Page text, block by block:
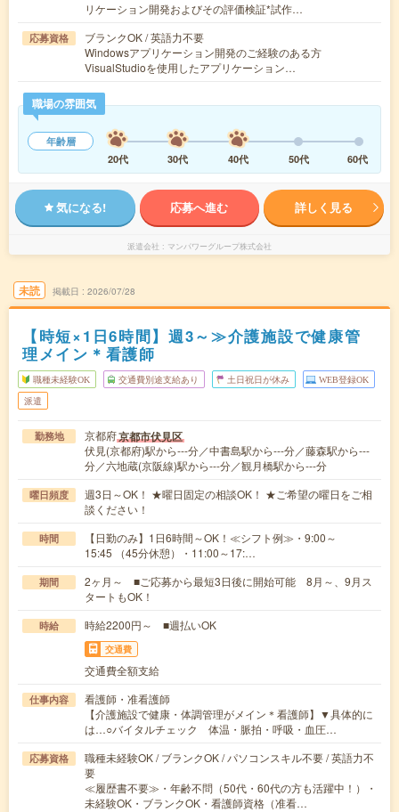
リケーション開発およびその評価検証*試作…
応募資格
ブランクOK / 英語力不要
Windowsアプリケーション開発のご経験のある方
VisualStudioを使用したアプリケーション…
職場の雰囲気
年齢層
20代
30代 40代 50代 60代
気になる! 応募へ進む 詳しく見る
派遣会社 マンパワーグループ株式会社
未読 掲載日 2026/07/28
【時短×1日6時間】週3～≫介護施設で健康管
理メイン＊看護師
職種未経験OK 交通費別途支給あり 土日祝日が休み WEB登録OK
派遣
勤務地 京都府京都市伏見区
伏見(京都府)駅から---分／中書島駅から---分／藤森駅から---
分／六地蔵(京阪線)駅から---分／観月橋駅から---分
曜日頻度
週3日～OK！ ★曜日固定の相談OK！ ★ご希望の曜日をご相
談ください！
時間
【日勤のみ】1日6時間～OK！≪シフト例≫・9:00～
15:45 （45分休憩）・11:00～17:…
期間
2ヶ月～ ■ご応募から最短3日後に開始可能 8月～、9月ス
タートもOK！
時給 時給2200円～ ■週払いOK
交通費
交通費全額支給
仕事内容
看護師・准看護師
【介護施設で健康・体調管理がメイン＊看護師】▼具体的に
は…○バイタルチェック 体温・脈拍・呼吸・血圧…
応募資格
職種未経験OK / ブランクOK / パソコンスキル不要 / 英語力不
要
≪履歴書不要≫・年齢不問（50代・60代の方も活躍中！）・
未経験OK・ブランクOK・看護師資格（准看…